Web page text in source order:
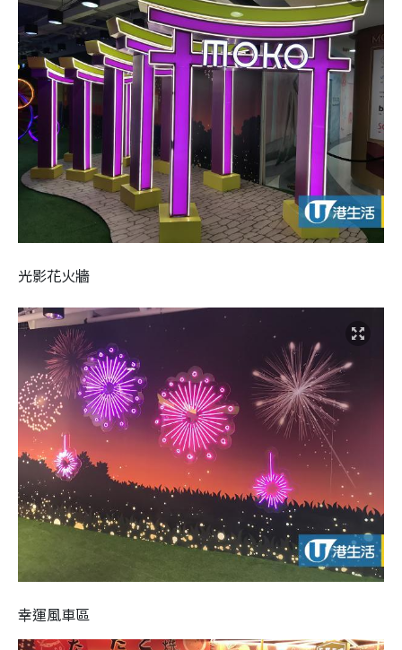
光影花火牆
幸運風車區